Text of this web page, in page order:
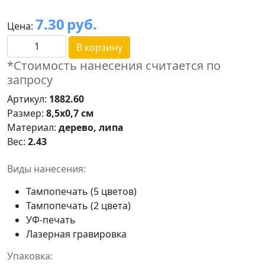
Цена: 7.30 руб.
В корзину
*Стоимость нанесения считается по
запросу
Артикул: 1882.60
Размер: 8,5х0,7 см
Материал: дерево, липа
Вес: 2.43
Виды нанесения:
Тампопечать (5 цветов)
Тампопечать (2 цвета)
УФ-печать
Лазерная гравировка
Упаковка: